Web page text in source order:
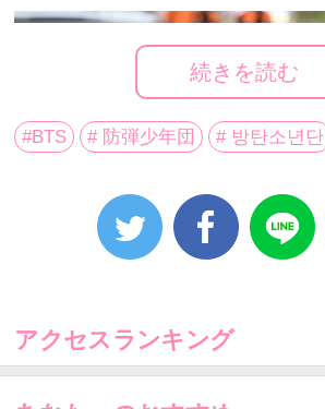
RMとV（右）
続きを読む
#BTS # 防弾少年団 # 방탄소년단
アクセスランキング